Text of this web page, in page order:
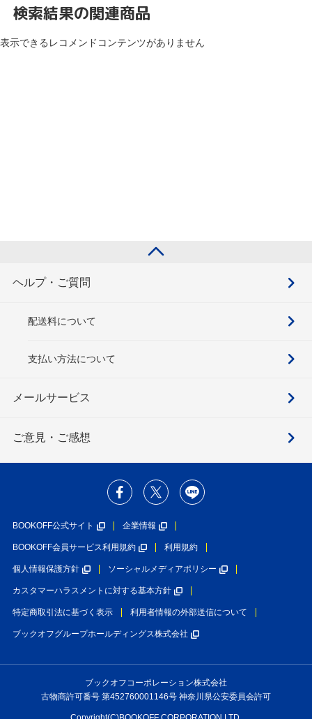
検索結果の関連商品
表示できるレコメンドコンテンツがありません
ヘルプ・ご質問
配送料について
支払い方法について
メールサービス
ご意見・ご感想
BOOKOFF公式サイト 企業情報
BOOKOFF会員サービス利用規約 利用規約
個人情報保護方針 ソーシャルメディアポリシー
カスタマーハラスメントに対する基本方針
特定商取引法に基づく表示 利用者情報の外部送信について
ブックオフグループホールディングス株式会社
ブックオフコーポレーション株式会社
古物商許可番号 第452760001146号 神奈川県公安委員会許可